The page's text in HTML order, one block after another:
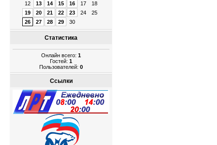
12
13 14 15 16 17
18
19
20 21 22 23 24
25
26
27 28 29 30
Статистика
Онлайн всего: 1
Гостей: 1
Пользователей: 0
Ссылки